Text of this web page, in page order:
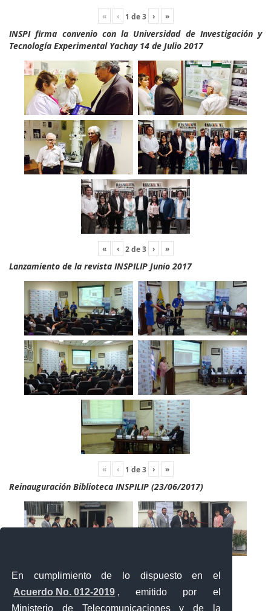
En cumplimiento de lo dispuesto en el
Acuerdo No. 012-2019 , emitido por el
Ministerio de Telecomunicaciones y de la
« ‹ 1 de3 › »
INSPI firma convenio con la Universidad de Investigación y
Tecnología Experimental Yachay 14 de Julio 2017
« ‹ 2de3 › »
Lanzamiento de la revista INSPILIP Junio 2017
« ‹ 1 de3 › »
Reinauguración Biblioteca INSPILIP (23/06/2017)